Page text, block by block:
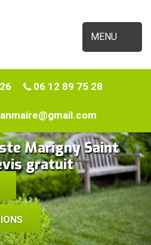
MENU
06 12 89 75 28
Marigny Saint
gratuit